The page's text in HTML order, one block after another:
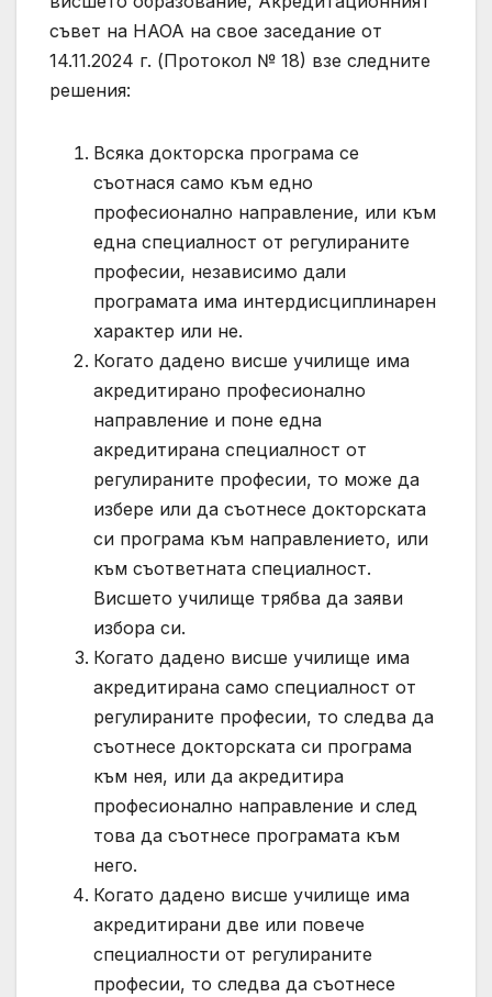
съвет на НАОА на свое заседание от
14.11.2024 г. (Протокол № 18) взе следните
решения:
Всяка докторска програма се
съотнася само към едно
професионално направление, или към
една специалност от регулираните
професии, независимо дали
програмата има интердисциплинарен
характер или не.
Когато дадено висше училище има
акредитирано професионално
направление и поне една
акредитирана специалност от
регулираните професии, то може да
избере или да съотнесе докторската
си програма към направлението, или
към съответната специалност.
Висшето училище трябва да заяви
избора си.
Когато дадено висше училище има
акредитирана само специалност от
регулираните професии, то следва да
съотнесе докторската си програма
към нея, или да акредитира
професионално направление и след
това да съотнесе програмата към
него.
Когато дадено висше училище има
акредитирани две или повече
специалности от регулираните
професии, то следва да съотнесе